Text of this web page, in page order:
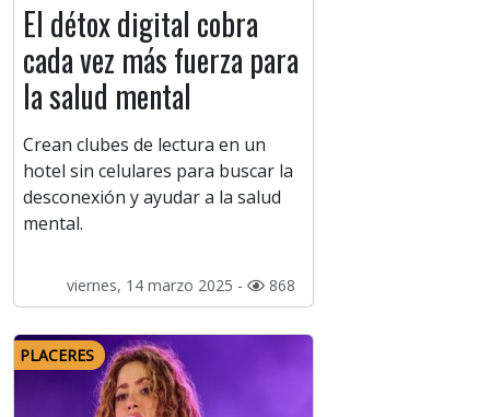
El détox digital cobra
cada vez más fuerza para
la salud mental
Crean clubes de lectura en un
hotel sin celulares para buscar la
desconexión y ayudar a la salud
mental.
viernes, 14 marzo 2025 - 868
PLACERES